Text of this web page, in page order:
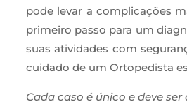
pode levar a complicações
primeiro passo para um
suas atividades com
cuidado de um Ortopedista
Cada caso é único e deve